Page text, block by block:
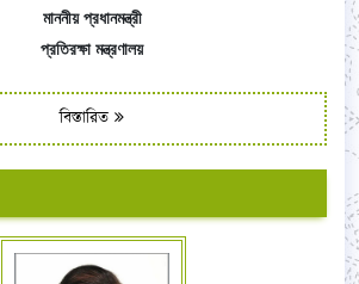
মাননীয় প্রধানমন্ত্রী
প্রতিরক্ষা মন্ত্রণালয়
বিস্তারিত